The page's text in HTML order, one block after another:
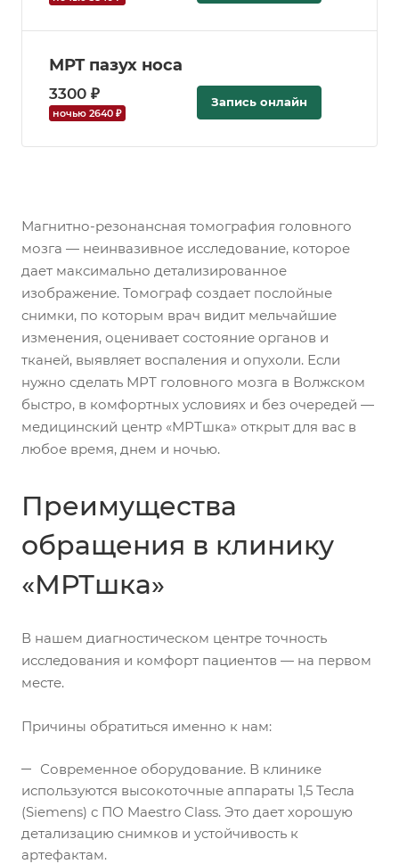
МРТ пазух носа
3300 ₽
ночью 2640 ₽
Запись онлайн
Магнитно-резонансная томография головного
мозга — неинвазивное исследование, которое
дает максимально детализированное
изображение. Томограф создает послойные
снимки, по которым врач видит мельчайшие
изменения, оценивает состояние органов и
тканей, выявляет воспаления и опухоли. Если
нужно сделать МРТ головного мозга в Волжском
быстро, в комфортных условиях и без очередей —
медицинский центр «МРТшка» открыт для вас в
любое время, днем и ночью.
Преимущества
обращения в клинику
«МРТшка»
В нашем диагностическом центре точность
исследования и комфорт пациентов — на первом
месте.
Причины обратиться именно к нам:
Современное оборудование. В клинике
используются высокоточные аппараты 1,5 Тесла
(Siemens) с ПО Maestro Class. Это дает хорошую
детализацию снимков и устойчивость к
артефактам.